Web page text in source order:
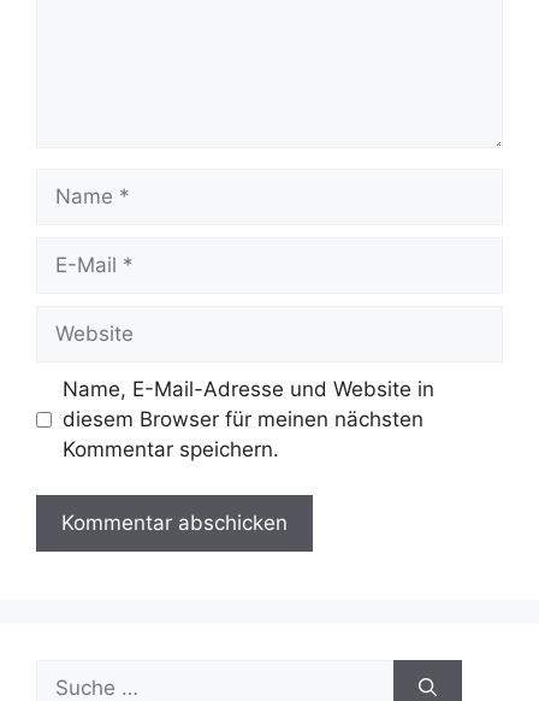
Mail
Name, E-Mail-Adresse und Website in
diesem Browser für meinen nächsten
Kommentar speichern.
Suche